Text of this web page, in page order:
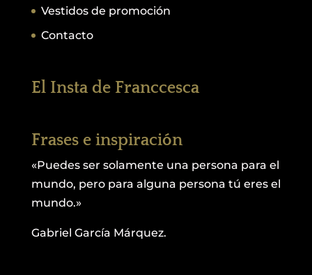
Vestidos de promoción
Contacto
El Insta de Franccesca
Frases e inspiración
«Puedes ser solamente una persona para el
mundo, pero para alguna persona tú eres el
mundo.»
Gabriel García Márquez.